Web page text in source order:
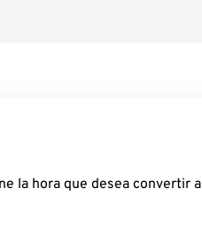
la hora que desea convertir a